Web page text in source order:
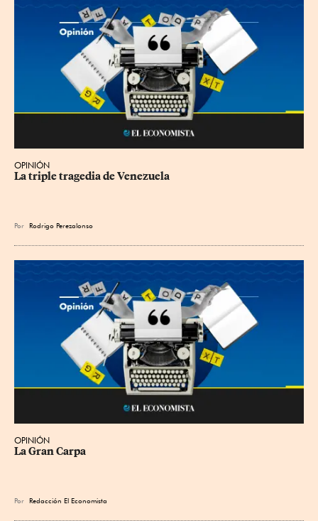
OPINIÓN
La triple tragedia de Venezuela
Por Rodrigo Perezalonso
OPINIÓN
La Gran Carpa
Por Redacción El Economista